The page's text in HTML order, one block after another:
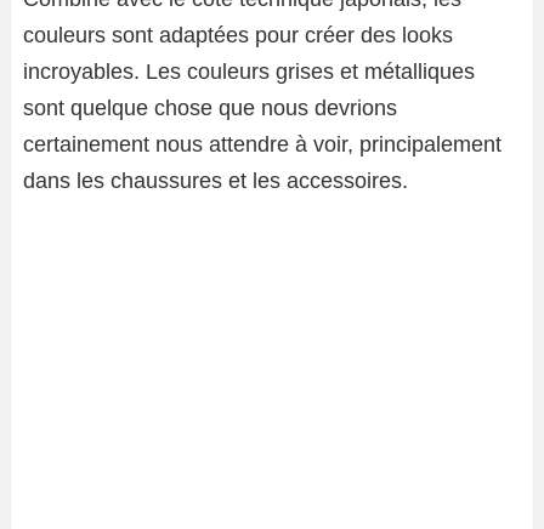
couleurs sont adaptées pour créer des looks
incroyables. Les couleurs grises et métalliques
sont quelque chose que nous devrions
certainement nous attendre à voir, principalement
dans les chaussures et les accessoires.